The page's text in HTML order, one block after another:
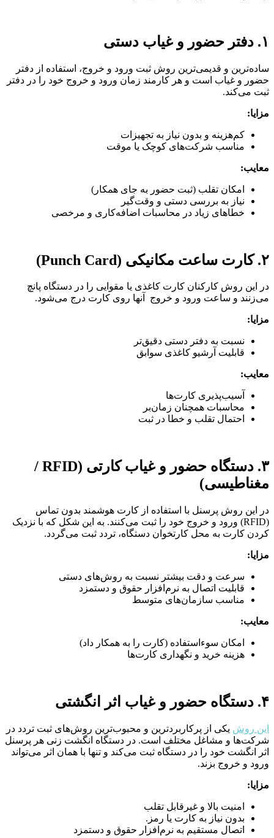
۱. دفتر حضور و غیاب دستی
ساده‌ترین و قدیمی‌ترین روش ثبت ورود و خروج، استفاده از دفتر
حضور و غیاب است و هر کارمند زمان ورود و خروج خود را در دفتر
ثبت می‌کند.
مزایا:
کم‌هزینه و بدون نیاز به تجهیزات
مناسب شرکت‌های کوچک یا موقت
معایب:
امکان تقلب (ثبت حضور به جای همکار)
نیاز به بررسی دستی و وقت‌گیر
خطاهای زیاد در محاسبات اضافه‌کاری و مرخصی
۲. کارت ساعت مکانیکی (Punch Card)
در این روش کارکنان کارت کاغذی یا مقوایی را در دستگاه پانچ
می‌زنند و ساعت ورود و خروج آنها روی کارت درج می‌شود.
مزایا:
نسبت به دفتر دستی دقیق‌تر
قابلیت آرشیو کاغذی سوابق
معایب:
آسیب‌پذیری کارت‌ها
محاسبات همچنان زمان‌بر
احتمال تقلب و خطا در ثبت
۳. دستگاه حضور و غیاب کارتی (RFID /
مغناطیسی)
در این روش پرسنل با استفاده از کارت هوشمند بدون تماس
(RFID) ورود و خروج خود را ثبت می‌کنند. به این شکل که با نزدیک
کردن کارت به محل کارتخوان دستگاه، تردد ثبت می‌گردد.
مزایا:
سرعت و دقت بیشتر نسبت به روش‌های دستی
قابلیت اتصال به نرم‌افزار حقوق و دستمزد
مناسب سازمان‌های متوسط
معایب:
امکان سوءاستفاده (کارت را به همکار داد)
هزینه خرید و نگهداری کارت‌ها
۴. دستگاه حضور و غیاب اثر انگشتی
این روش یکی از پرکاربردترین و محبوب‌ترین روش‌های ثبت تردد در
شرکت‌ها و مشاغل مختلف است. در دستگاه انگشت زنی هر پرسنل
اثر انگشت خود را در دستگاه ثبت می‌کند و تنها با همان اثر می‌تواند
ورود و خروج بزند.
مزایا:
امنیت بالا و غیرقابل تقلب
بدون نیاز به کارت یا رمز.
اتصال مستقیم به نرم‌افزار حقوق و دستمزد